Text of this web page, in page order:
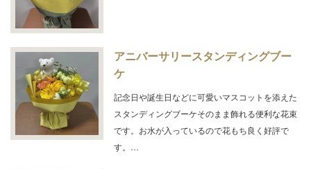
アニバーサリースタンディングブー
ケ
記念日や誕生日などに可愛いマスコットを添えた
スタンディングブーケそのまま飾れる便利な花束
です。お水が入っているので花もち良く好評で
す。…